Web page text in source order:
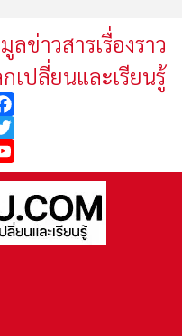
ข่าวสารเรื่องราว
เปลี่ยนและเรียนรู้